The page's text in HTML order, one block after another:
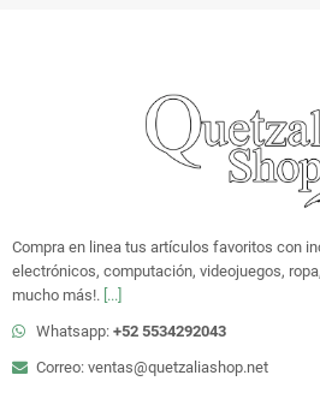
Compra en linea tus artículos favoritos con
electrónicos, computación, videojuegos,
mucho más!. [...]
Whatsapp: +52 5534292043
Correo: ventas@quetzaliashop.net